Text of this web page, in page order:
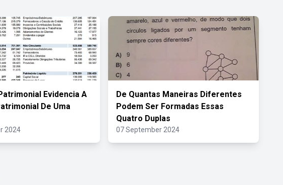
Evidencia A
De Uma
2024
De Quantas Maneiras Diferentes
Podem Ser Formadas Essas
Quatro Duplas
07 September 2024